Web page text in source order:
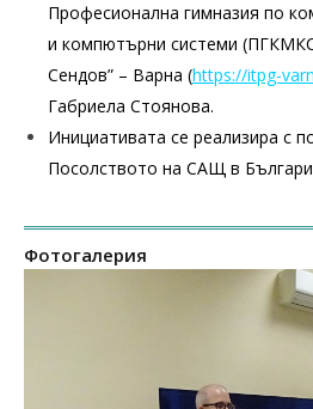
Професионална гимназия по
и компютърни системи
Сендов” – Варна (https://itpg-
Габриела Стоянова.
Инициативата се реализира с
Посолството на САЩ в
Фотогалерия